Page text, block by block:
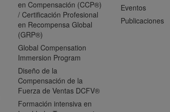
en Compensación (CCP®)
/ Certificación Profesional
en Recompensa Global
(GRP®)
Global Compensation
Immersion Program
Diseño de la
Compensación de la
Fuerza de Ventas DCFV®
Formación intensiva en
Eventos
Publicaciones